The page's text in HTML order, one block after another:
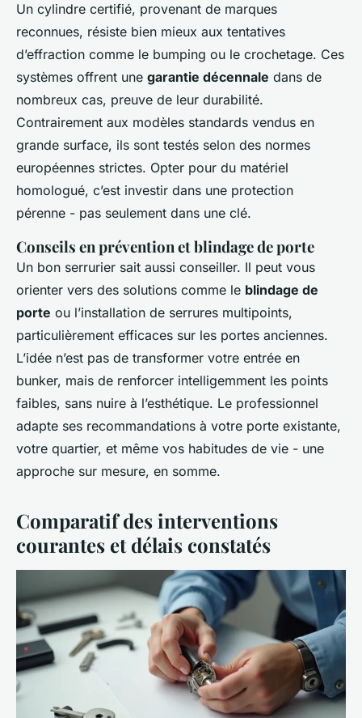
Un cylindre certifié, provenant de marques
reconnues, résiste bien mieux aux tentatives
d’effraction comme le bumping ou le crochetage. Ces
systèmes offrent une garantie décennale dans de
nombreux cas, preuve de leur durabilité.
Contrairement aux modèles standards vendus en
grande surface, ils sont testés selon des normes
européennes strictes. Opter pour du matériel
homologué, c’est investir dans une protection
pérenne - pas seulement dans une clé.
Conseils en prévention et blindage de porte
Un bon serrurier sait aussi conseiller. Il peut vous
orienter vers des solutions comme le blindage de
porte ou l’installation de serrures multipoints,
particulièrement efficaces sur les portes anciennes.
L’idée n’est pas de transformer votre entrée en
bunker, mais de renforcer intelligemment les points
faibles, sans nuire à l’esthétique. Le professionnel
adapte ses recommandations à votre porte existante,
votre quartier, et même vos habitudes de vie - une
approche sur mesure, en somme.
Comparatif des interventions
courantes et délais constatés